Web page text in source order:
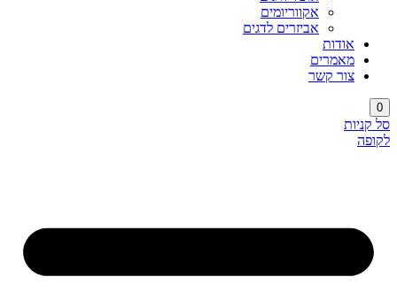
אקווריומים
אביזרים לדגים
אודות
מאמרים
צור קשר
0
סל קניות
לקופה